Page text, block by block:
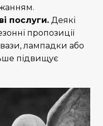
послуги. Деякі
пропозиції
лампадки або
підвищує